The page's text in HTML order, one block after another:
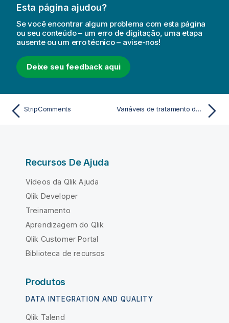
Esta página ajudou?
Se você encontrar algum problema com esta página
ou seu conteúdo – um erro de digitação, uma etapa
ausente ou um erro técnico – avise-nos!
Deixe seu feedback aqui
StripComments Variáveis de tratamento de valores
Recursos De Ajuda
Vídeos da Qlik Ajuda
Qlik Developer
Treinamento
Aprendizagem do Qlik
Qlik Customer Portal
Biblioteca de recursos
Produtos
DATA INTEGRATION AND QUALITY
Qlik Talend